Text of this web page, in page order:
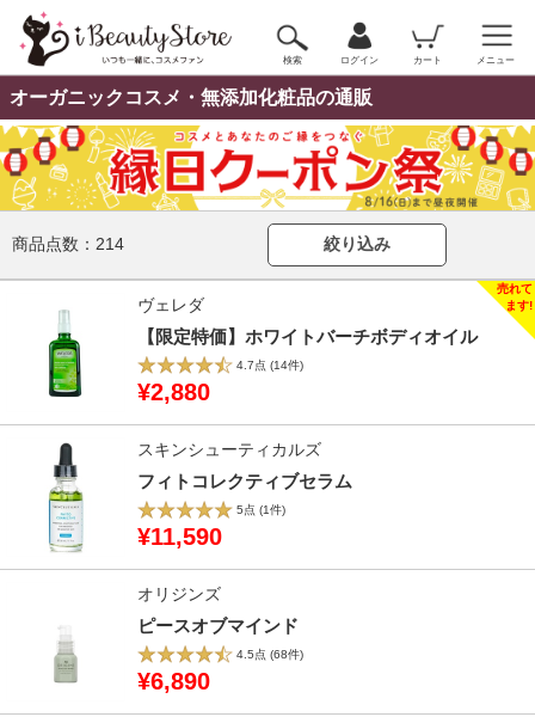
検索 ログイン カート メニュー
オーガニックコスメ・無添加化粧品の通販
商品点数： 214 絞り込み
ヴェレダ
【限定特価】ホワイトバーチボディオイル
4.7点 (14件)
¥2,880
スキンシューティカルズ
フィトコレクティブセラム
5点 (1件)
¥11,590
オリジンズ
ピースオブマインド
4.5点 (68件)
¥6,890